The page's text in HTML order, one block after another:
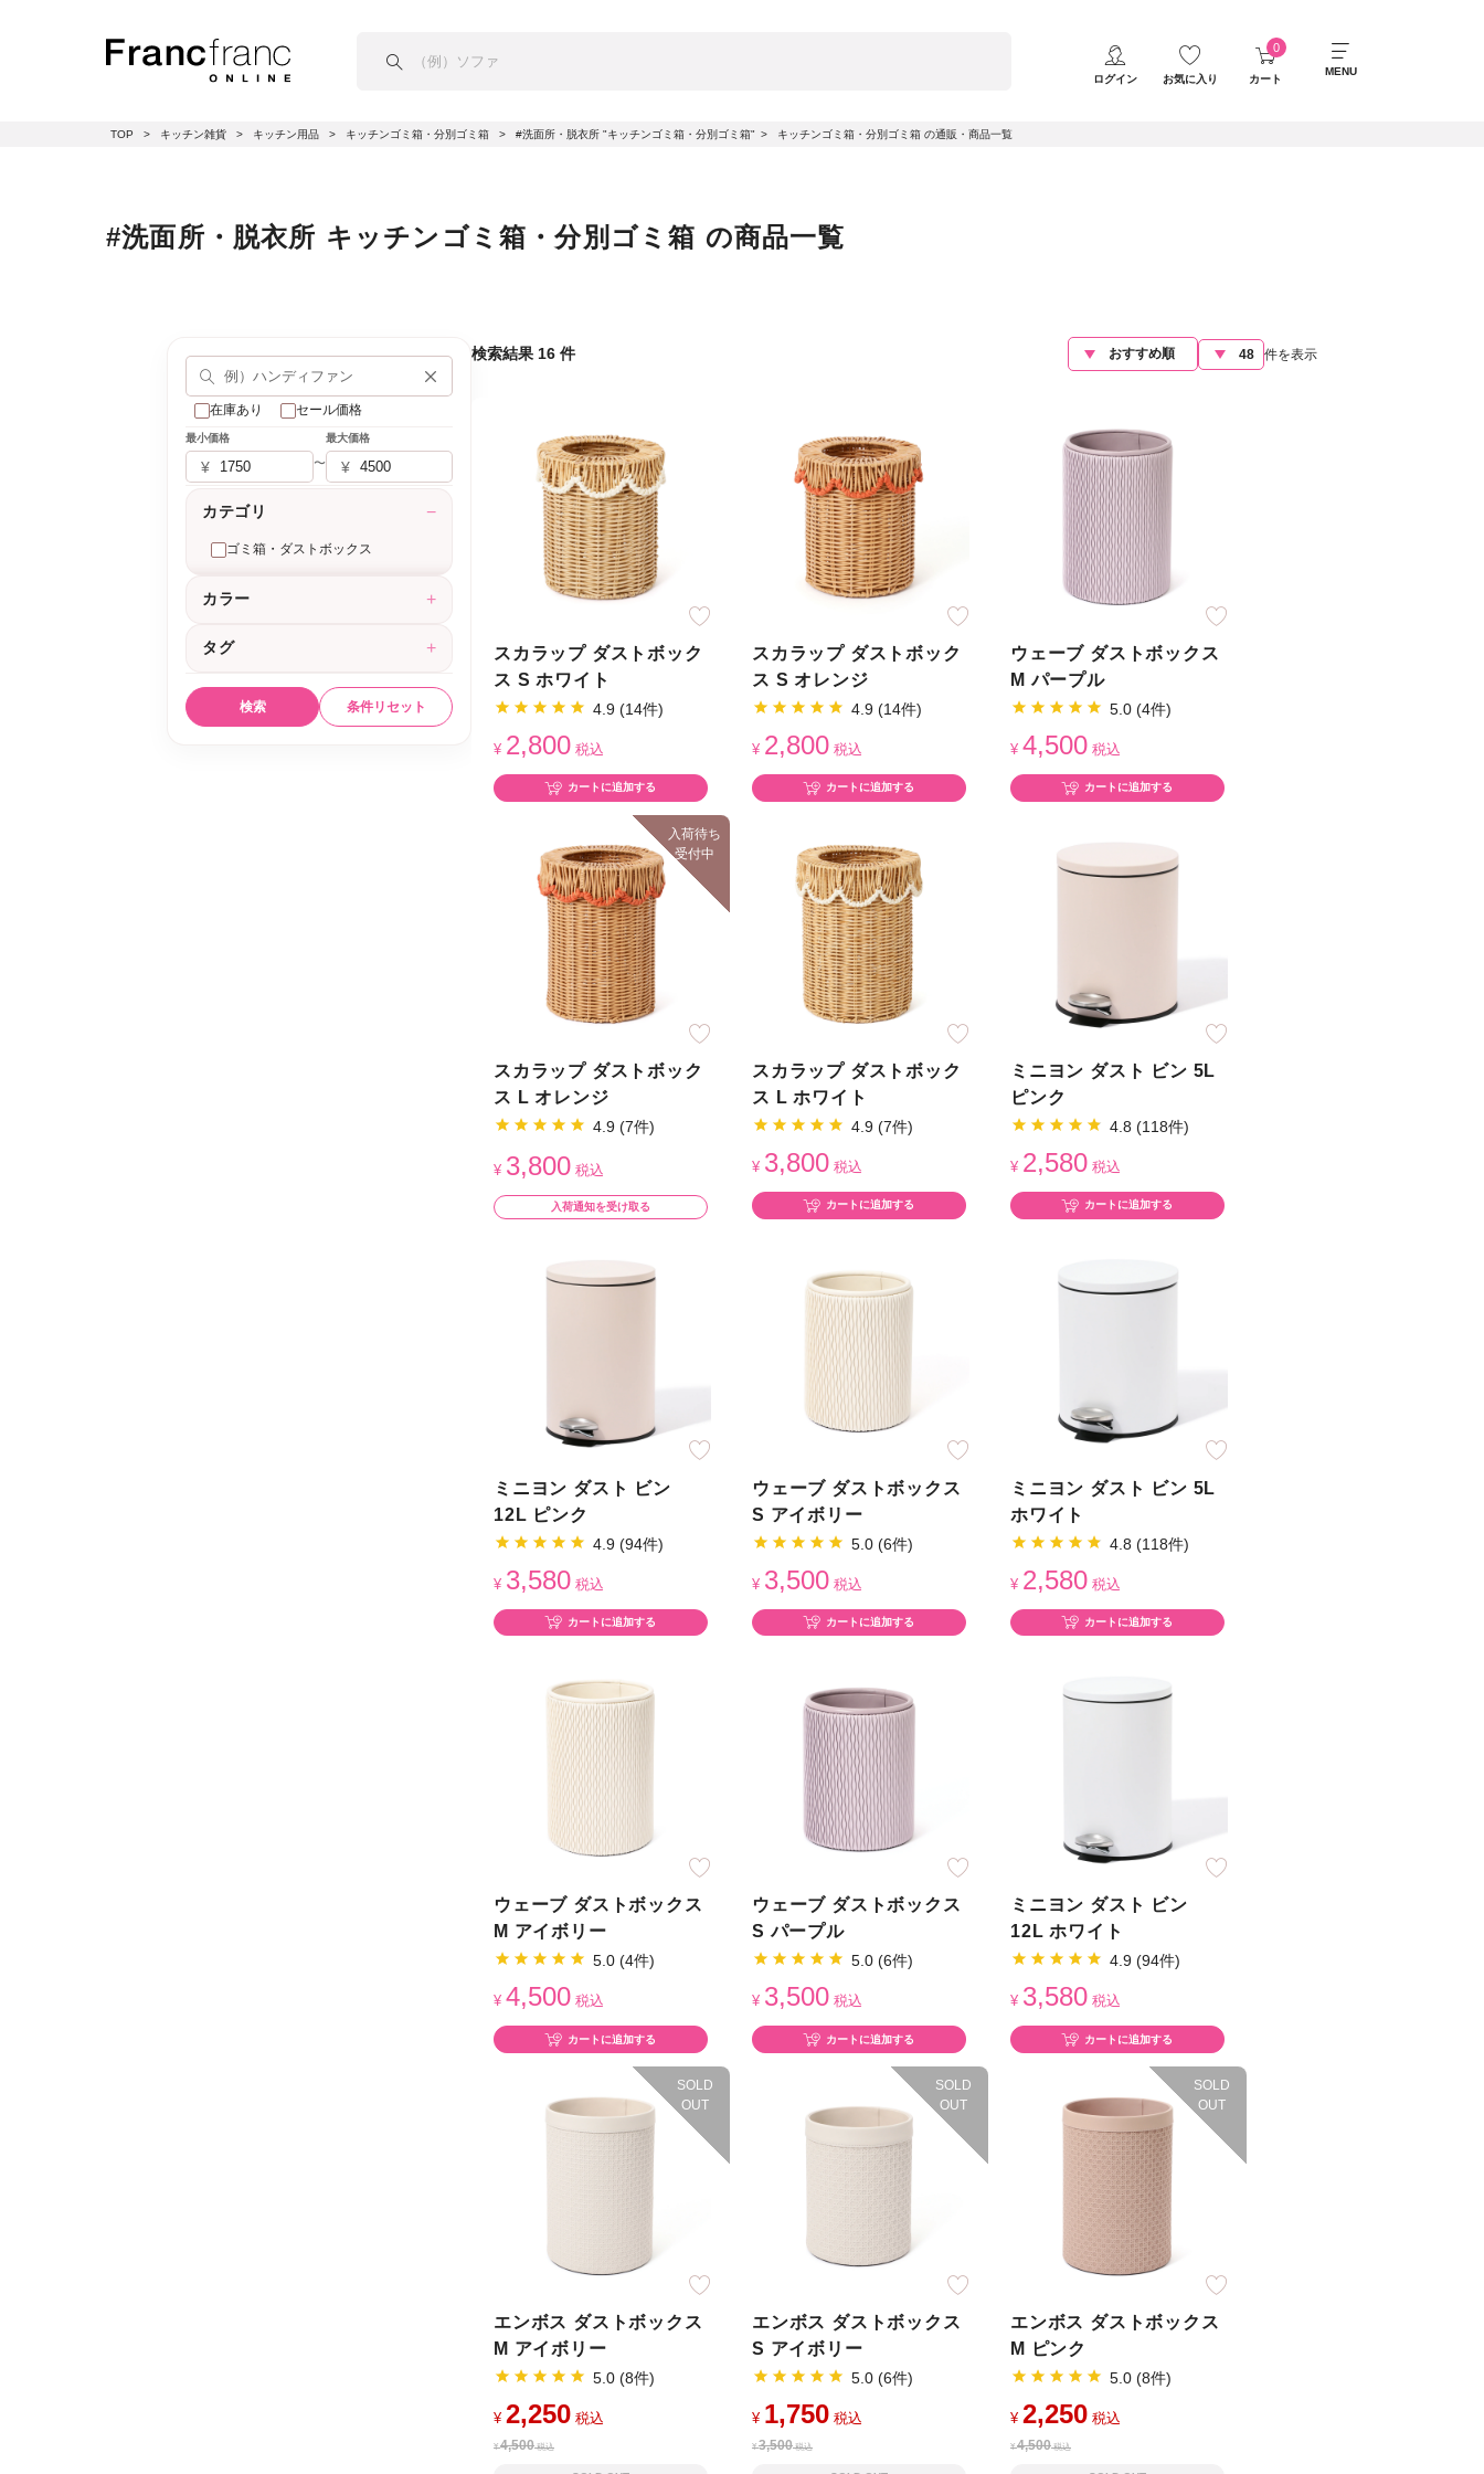
ログイン お気に入り カート
MENU
TOP キッチン雑貨 キッチン用品 キッチンゴミ箱・分別ゴミ箱 #洗面所・脱衣所 "キッチンゴミ箱・分別ゴミ箱" キッチンゴミ箱・分別ゴミ箱 の通販・商品一覧
#洗面所・脱衣所 キッチンゴミ箱・分別ゴミ箱 の商品一覧
在庫あり セール価格
最小価格
¥ 〜
最大価格
¥
カテゴリ −
ゴミ箱・ダストボックス
カラー +
タグ +
検索 条件リセット
検索結果 16 件 件を表示
スカラップ ダストボック
ス S ホワイト
4.9 (14件)
¥ 2,800 税込
カートに追加する
スカラップ ダストボック
ス S オレンジ
4.9 (14件)
¥ 2,800税込
カートに追加する
ウェーブ ダストボックス
M パープル
5.0 (4件)
¥ 4,500税込
カートに追加する
入荷待ち
受付中
スカラップ ダストボック
ス L オレンジ
4.9 (7件)
¥ 3,800 税込
入荷通知を受け取る
スカラップ ダストボック
ス L ホワイト
4.9 (7件)
¥ 3,800税込
カートに追加する
ミニヨン ダスト ビン 5L
ピンク
4.8 (118件)
¥ 2,580税込
カートに追加する
ミニヨン ダスト ビン
12L ピンク
4.9 (94件)
¥ 3,580 税込
カートに追加する
ウェーブ ダストボックス
S アイボリー
5.0 (6件)
¥ 3,500税込
カートに追加する
ミニヨン ダスト ビン 5L
ホワイト
4.8 (118件)
¥ 2,580税込
カートに追加する
ウェーブ ダストボックス
M アイボリー
5.0 (4件)
¥ 4,500 税込
カートに追加する
ウェーブ ダストボックス
S パープル
5.0 (6件)
¥ 3,500税込
カートに追加する
ミニヨン ダスト ビン
12L ホワイト
4.9 (94件)
¥ 3,580税込
カートに追加する
SOLD
OUT
エンボス ダストボックス
M アイボリー
5.0 (8件)
¥ 2,250 税込
¥4,500税込
SOLD
OUT
エンボス ダストボックス
S アイボリー
5.0 (6件)
¥ 1,750税込
¥3,500税込
SOLD
OUT
エンボス ダストボックス
M ピンク
5.0 (8件)
¥ 2,250税込
¥4,500税込